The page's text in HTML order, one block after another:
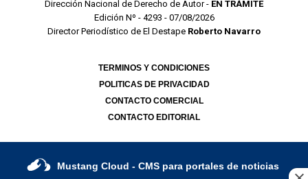
Dirección Nacional de Derecho de Autor - EN TRÁMITE
Edición Nº - 4293 - 07/08/2026
Director Periodístico de El Destape Roberto Navarro
TERMINOS Y CONDICIONES
POLITICAS DE PRIVACIDAD
CONTACTO COMERCIAL
CONTACTO EDITORIAL
Mustang Cloud - CMS para portales de noticias